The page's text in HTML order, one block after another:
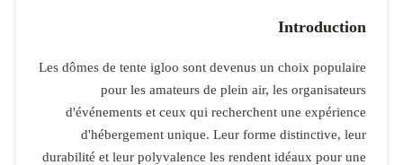
Les dômes
durabilité et